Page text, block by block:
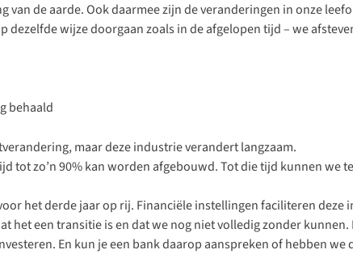
van de aarde. Ook daarmee zijn de veranderingen in onze
dezelfde wijze doorgaan zoals in de afgelopen tijd – we
maar deze industrie verandert langzaam.
tot zo’n 90% kan worden afgebouwd. Tot die tijd kunnen
het derde jaar op rij. Financiële instellingen faciliteren
het een transitie is en dat we nog niet volledig zonder
En kun je een bank daarop aanspreken of hebben